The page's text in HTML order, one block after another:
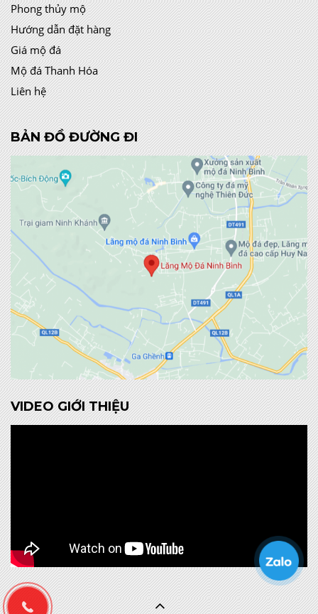
Phong thủy mộ
Hướng dẫn đặt hàng
Giá mộ đá
Mộ đá Thanh Hóa
Liên hệ
BẢN ĐỒ ĐƯỜNG ĐI
VIDEO GIỚI THIỆU